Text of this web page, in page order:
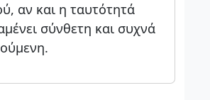
αν και η ταυτότητά
σύνθετη και συχνά